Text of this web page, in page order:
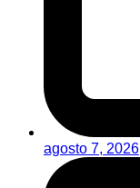
agosto 7, 2026